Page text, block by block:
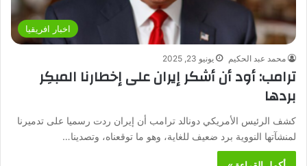
اخبار افريقيا
محمد عبد الحكيم يونيو 23, 2025
ترامب: أود أن أشكر إيران على إخطارنا المبكِر
بردها
كشف الرئيس الأمريكي دونالد ترامب أن إيران ردت رسميا على تدميرنا
لمنشآتها النووية برد ضعيف للغاية، وهو ما توقعناه، وتصدينا…